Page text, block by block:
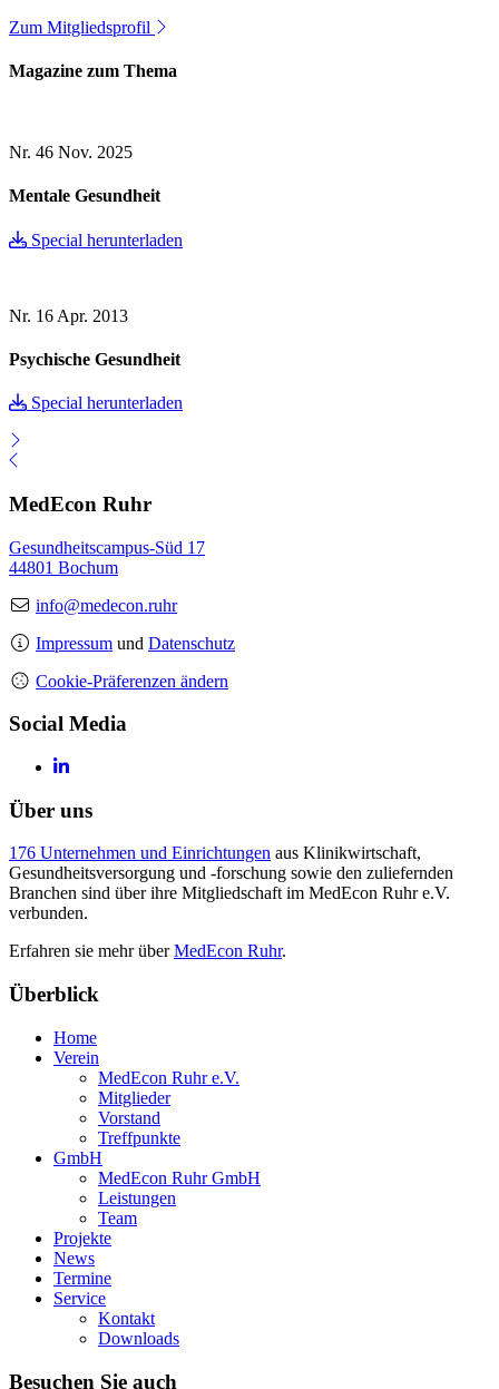
Zum Mitgliedsprofil
Magazine zum Thema
Nr. 46 Nov. 2025
Mentale Gesundheit
Special herunterladen
Nr. 16 Apr. 2013
Psychische Gesundheit
Special herunterladen
MedEcon Ruhr
Gesundheitscampus-Süd 17
44801 Bochum
info@medecon.ruhr
Impressum und Datenschutz
Cookie-Präferenzen ändern
Social Media
Über uns
176 Unternehmen und Einrichtungen aus Klinikwirtschaft,
Gesundheitsversorgung und -forschung sowie den zuliefernden
Branchen sind über ihre Mitgliedschaft im MedEcon Ruhr e.V.
verbunden.
Erfahren sie mehr überMedEcon Ruhr.
Überblick
Home
Verein
MedEcon Ruhr e.V.
Mitglieder
Vorstand
Treffpunkte
GmbH
MedEcon Ruhr GmbH
Leistungen
Team
Projekte
News
Termine
Service
Kontakt
Downloads
Besuchen Sie auch